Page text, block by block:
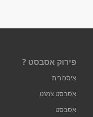
פירוק אסבסט ?
איסכורית
אסבסט צמנט
אסבסט